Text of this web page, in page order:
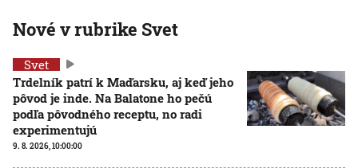
Nové v rubrike Svet
Svet
Trdelník patrí k Maďarsku, aj keď jeho
pôvod je inde. Na Balatone ho pečú
podľa pôvodného receptu, no radi
experimentujú
9. 8. 2026, 10:00:00